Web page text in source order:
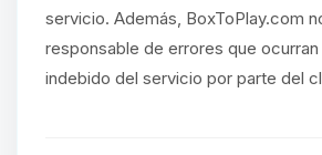
servicio. Además, BoxToPlay.com
responsable de errores que
indebido del servicio por parte del